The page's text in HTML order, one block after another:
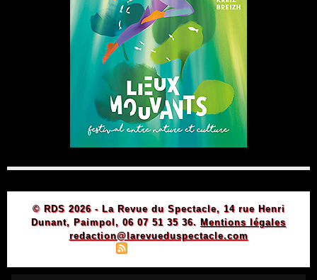
© RDS 2026 - La Revue du Spectacle, 14 rue Henri
Dunant, Paimpol, 06 07 51 35 36. Mentions légales
redaction@larevueduspectacle.com